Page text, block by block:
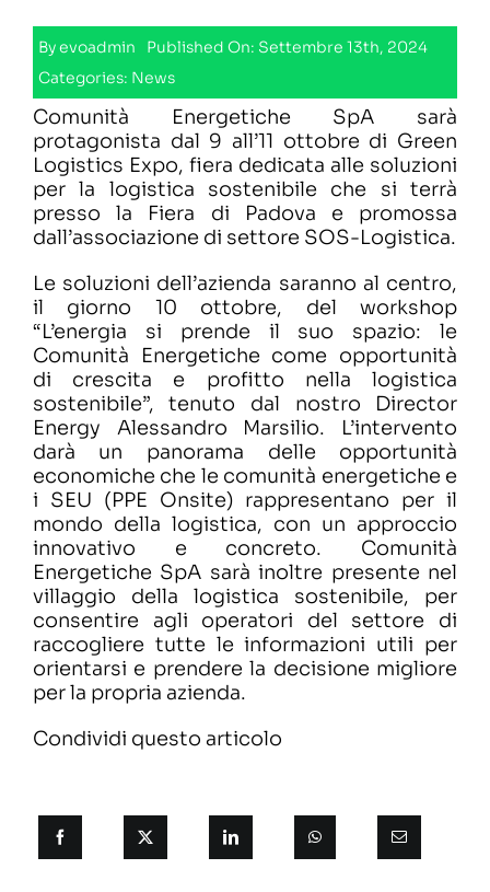
Byevoadmin
Published On: Settembre 13th, 2024
Categories: News
Comunità Energetiche SpA sarà
protagonista dal 9 all’11 ottobre di Green
Logistics Expo, fiera dedicata alle soluzioni
per la logistica sostenibile che si terrà
presso la Fiera di Padova e promossa
dall’associazione di settore SOS-Logistica.
Le soluzioni dell’azienda saranno al centro,
il giorno 10 ottobre, del workshop
“L’energia si prende il suo spazio: le
Comunità Energetiche come opportunità
di crescita e profitto nella logistica
sostenibile”, tenuto dal nostro Director
Energy Alessandro Marsilio. L’intervento
darà un panorama delle opportunità
economiche che le comunità energetiche e
i SEU (PPE Onsite) rappresentano per il
mondo della logistica, con un approccio
innovativo e concreto. Comunità
Energetiche SpA sarà inoltre presente nel
villaggio della logistica sostenibile, per
consentire agli operatori del settore di
raccogliere tutte le informazioni utili per
orientarsi e prendere la decisione migliore
per la propria azienda.
Condividi questo articolo